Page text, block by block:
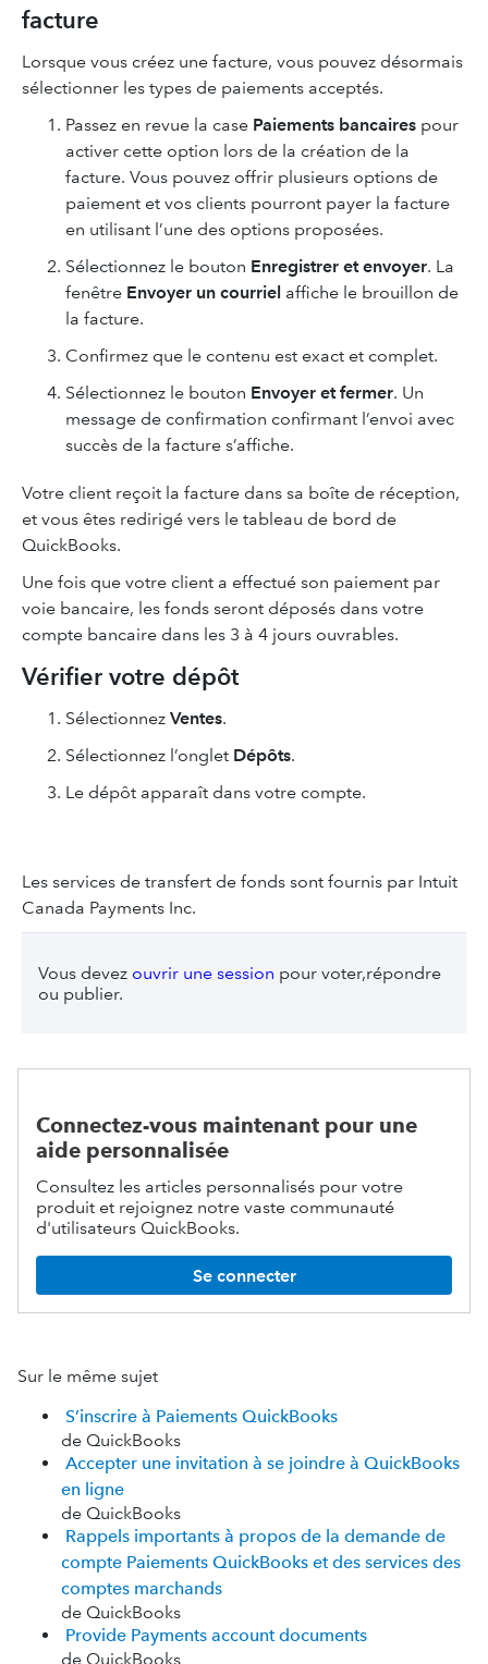
facture
Lorsque vous créez une facture, vous pouvez désormais
sélectionner les types de paiements acceptés.
Passez en revue la case Paiements bancaires pour
activer cette option lors de la création de la
facture. Vous pouvez offrir plusieurs options de
paiement et vos clients pourront payer la facture
en utilisant l’une des options proposées.
Sélectionnez le bouton Enregistrer et envoyer. La
fenêtre Envoyer un courriel affiche le brouillon de
la facture.
Confirmez que le contenu est exact et complet.
Sélectionnez le bouton Envoyer et fermer. Un
message de confirmation confirmant l’envoi avec
succès de la facture s’affiche.
Votre client reçoit la facture dans sa boîte de réception,
et vous êtes redirigé vers le tableau de bord de
QuickBooks.
Une fois que votre client a effectué son paiement par
voie bancaire, les fonds seront déposés dans votre
compte bancaire dans les 3 à 4 jours ouvrables.
Vérifier votre dépôt
Sélectionnez Ventes.
Sélectionnez l’onglet Dépôts.
Le dépôt apparaît dans votre compte.
Les services de transfert de fonds sont fournis par Intuit
Canada Payments Inc.
Vous devez ouvrir une session pour voter,répondre
ou publier.
Connectez-vous maintenant pour une
aide personnalisée
Consultez les articles personnalisés pour votre
produit et rejoignez notre vaste communauté
d'utilisateurs QuickBooks.
Se connecter
Sur le même sujet
S’inscrire à Paiements QuickBooks
de QuickBooks
Accepter une invitation à se joindre à QuickBooks
en ligne
de QuickBooks
Rappels importants à propos de la demande de
compte Paiements QuickBooks et des services des
comptes marchands
de QuickBooks
Provide Payments account documents
de QuickBooks